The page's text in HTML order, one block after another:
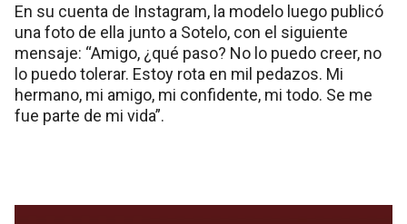
En su cuenta de Instagram, la modelo luego publicó
una foto de ella junto a Sotelo, con el siguiente
mensaje: “Amigo, ¿qué paso? No lo puedo creer, no
lo puedo tolerar. Estoy rota en mil pedazos. Mi
hermano, mi amigo, mi confidente, mi todo. Se me
fue parte de mi vida”.